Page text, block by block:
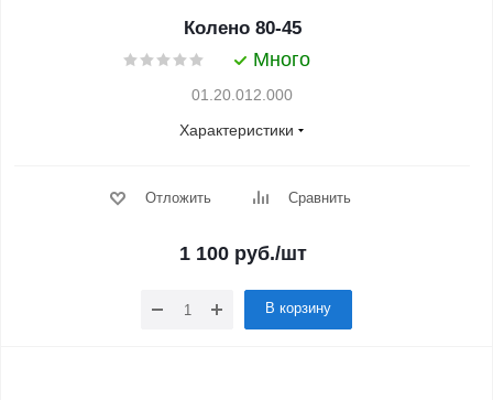
Колено 80-45
Много
01.20.012.000
Характеристики
Отложить Сравнить
1 100руб./шт
В корзину